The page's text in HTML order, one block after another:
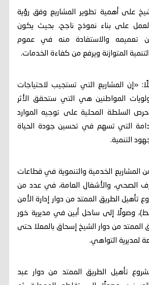
على أهمية تطوير المشاريع وفق رؤية
على بناء نموذج ناجح، بحيث يكون
تعميمه والاستفادة منه في عموم
المتوازنة ويرفع من كفاءة الخدمات.
«إن المشاريع التي تستجيب لاحتياجات
المواطنين هي التي ستحقق الأثر
السلطة المحلية على توجيه الموارد
التي تسهم في تحسين جودة الحياة
التنمية.
المشاريع الخدمية والتنموية في قطاعات
الصحي، والأشغال العامة، في عدد من
تأهيل الطريق الممتد من دوار إدارة الأمن
وصولًا إلى ساحل أبين في مديرية خور
الممتد من دوار الشيخ إسحاق بالمعلا حتى
لمديرية التواهي.
تأهيل الطريق الممتد من دوار عبد